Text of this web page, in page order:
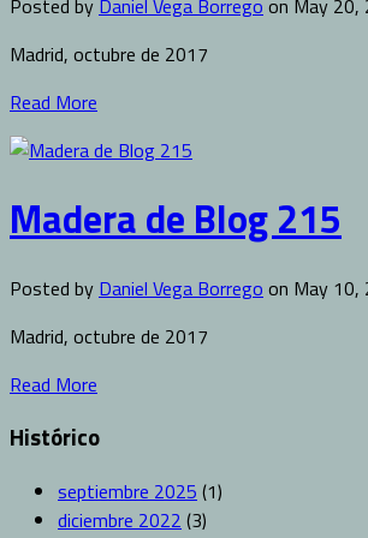
Madrid, octubre de 2017
Read More
Madera de Blog 215
Posted by Daniel Vega Borrego on May 10,
Madrid, octubre de 2017
Read More
Histórico
septiembre 2025 (1)
diciembre 2022 (3)